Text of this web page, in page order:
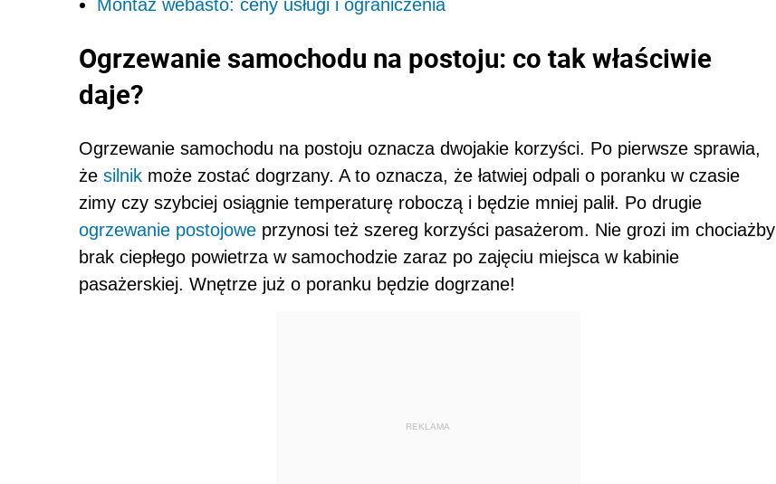
Montaż webasto: ceny usługi i ograniczenia
Ogrzewanie samochodu na postoju: co tak właściwie
daje?
Ogrzewanie samochodu na postoju oznacza dwojakie korzyści. Po pierwsze sprawia,
że silnik może zostać dogrzany. A to oznacza, że łatwiej odpali o poranku w czasie
zimy czy szybciej osiągnie temperaturę roboczą i będzie mniej palił. Po drugie
ogrzewanie postojowe przynosi też szereg korzyści pasażerom. Nie grozi im chociażby
brak ciepłego powietrza w samochodzie zaraz po zajęciu miejsca w kabinie
pasażerskiej. Wnętrze już o poranku będzie dogrzane!
REKLAMA